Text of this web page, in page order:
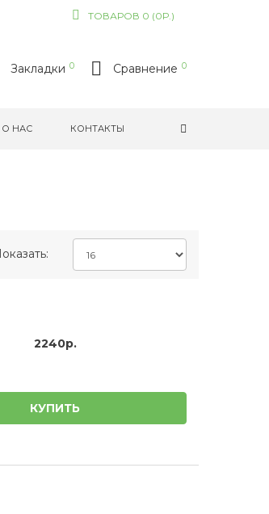
ТОВАРОВ 0 (0Р.)
Закладки 0 Сравнение 0
О НАС КОНТАКТЫ
2240р.
КУПИТЬ